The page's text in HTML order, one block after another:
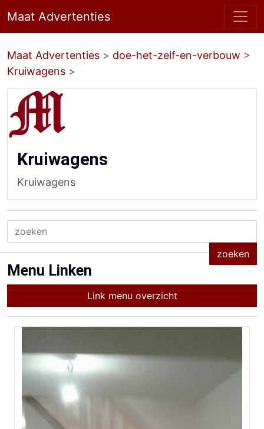
Maat Advertenties
Maat Advertenties > doe-het-zelf-en-verbouw >
Kruiwagens >
Kruiwagens
Kruiwagens
Menu Linken
Link menu overzicht